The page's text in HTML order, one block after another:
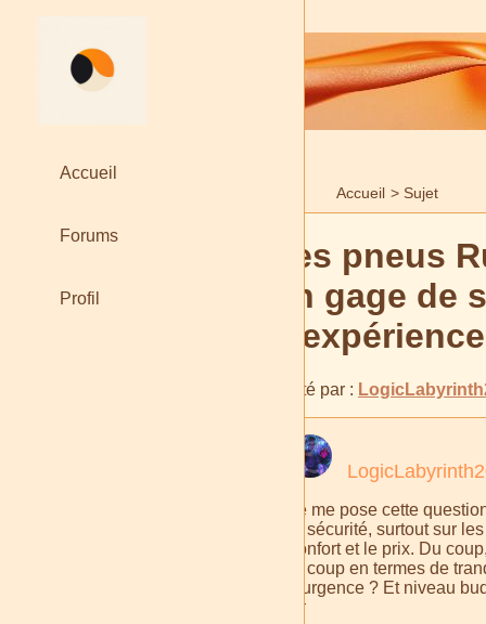
Accueil > Sujet
Accueil
Forums
Profil
Les pneus
un gage
Posté par :
Je me pose cette
la sécurité, surtout sur
confort et le prix. Du
le coup en termes de
d'urgence ? Et niveau
💡